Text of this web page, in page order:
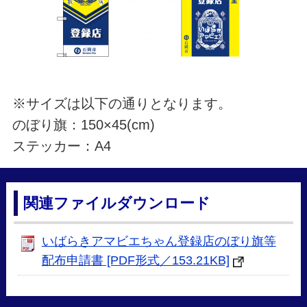
※サイズは以下の通りとなります。
のぼり旗：150×45(cm)
ステッカー：A4
関連ファイルダウンロード
いばらきアマビエちゃん登録店のぼり旗等
配布申請書 [PDF形式／153.21KB]